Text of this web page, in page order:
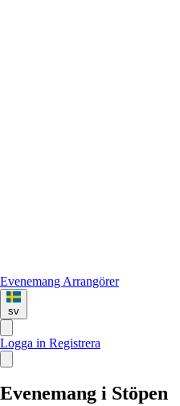
Evenemang Arrangörer
sv
Logga in Registrera
Evenemang i Stöpen